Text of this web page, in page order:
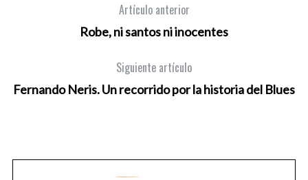
Artículo anterior
Robe, ni santos ni inocentes
Siguiente artículo
Fernando Neris. Un recorrido por la historia del Blues